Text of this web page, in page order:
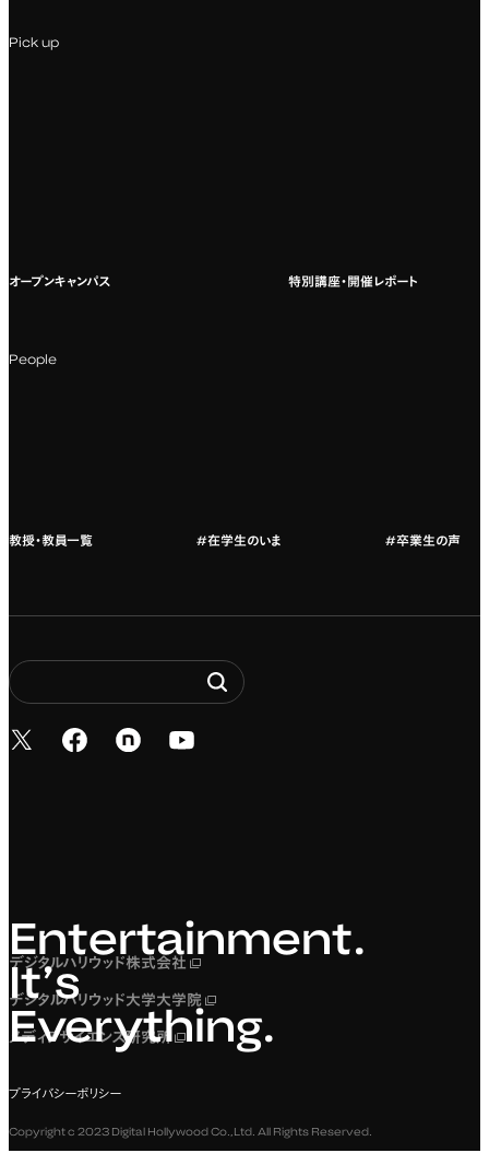
海外への留学
Pick up
オープンキャンパス 特別講座・開催レポート
People
教授・教員一覧 #在学生のいま #卒業生の声
Entertainment.
It’s
Everything.
デジタルハリウッド株式会社 新しいタブで開く
デジタルハリウッド大学大学院 新しいタブで開く
メディアサイエンス研究所新しいタブで開く
プライバシーポリシー
Copyright c 2023 Digital Hollywood Co.,Ltd. All Rights Reserved.